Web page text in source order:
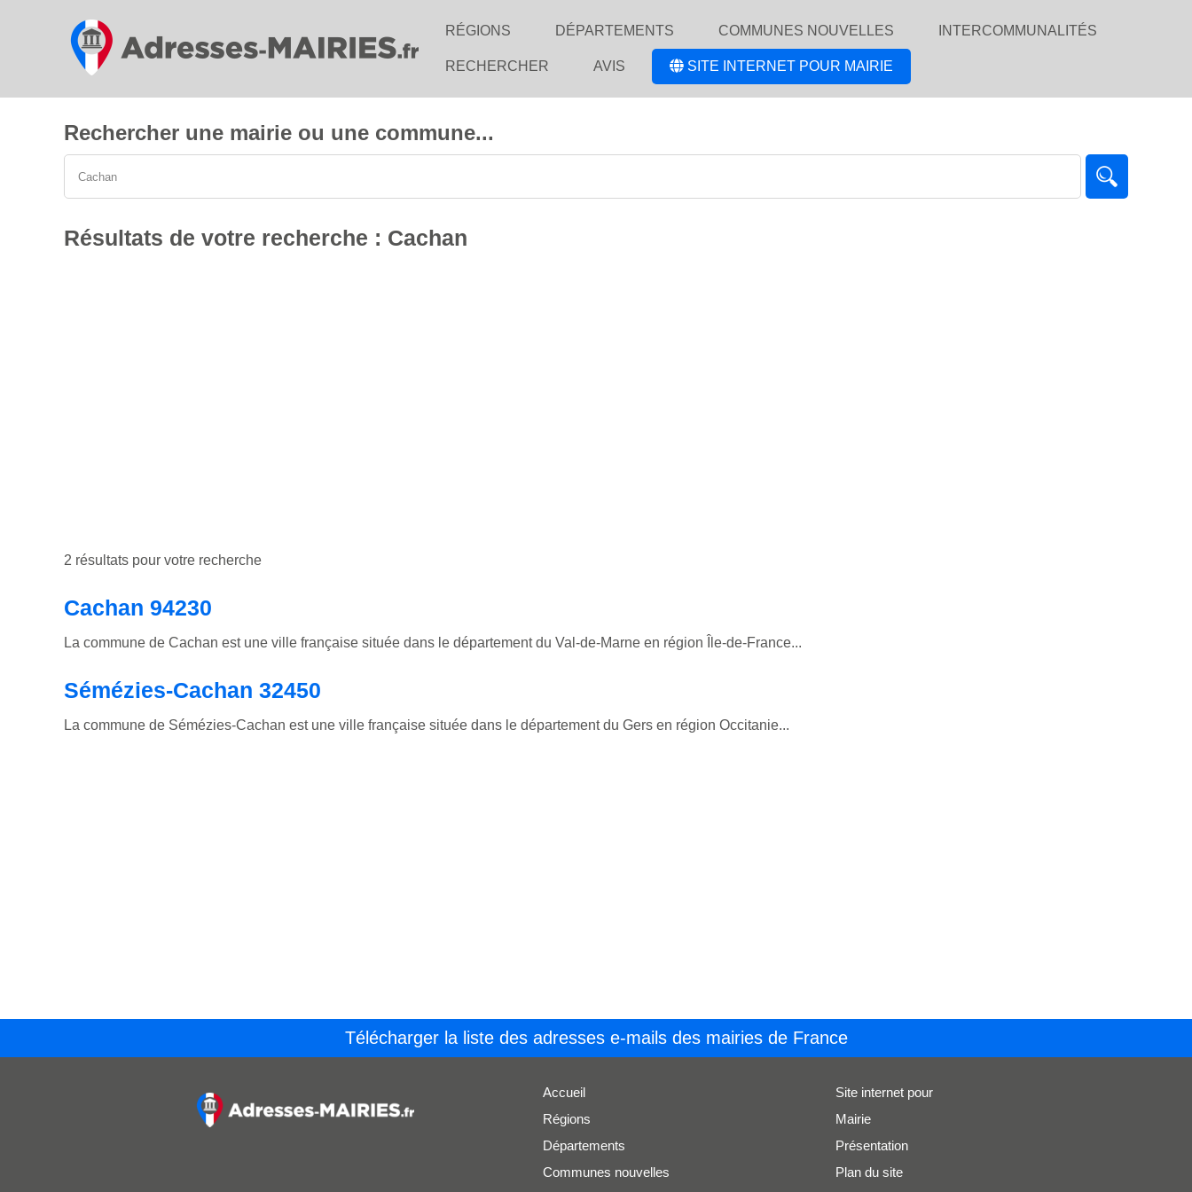
RÉGIONS DÉPARTEMENTS COMMUNES NOUVELLES INTERCOMMUNALITÉS
RECHERCHER AVIS SITE INTERNET POUR MAIRIE
Rechercher une mairie ou une commune...
Résultats de votre recherche : Cachan
2 résultats pour votre recherche
Cachan 94230
La commune de Cachan est une ville française située dans le département du Val-de-Marne en région Île-de-France...
Sémézies-Cachan 32450
La commune de Sémézies-Cachan est une ville française située dans le département du Gers en région Occitanie...
Télécharger la liste des adresses e-mails des mairies de France
Accueil
Régions
Départements
Communes nouvelles
Site internet pour
Mairie
Présentation
Plan du site